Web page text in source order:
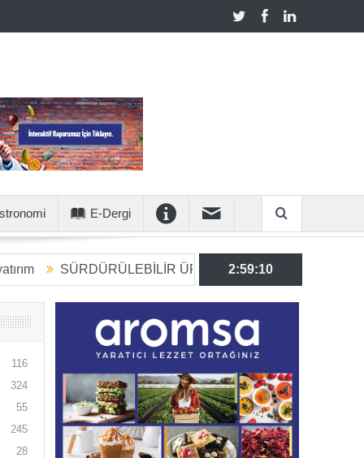
E-Dergi
ÜRETİME 6 MİLYON EUROLUK
2:59:11
116
324
55
245
28